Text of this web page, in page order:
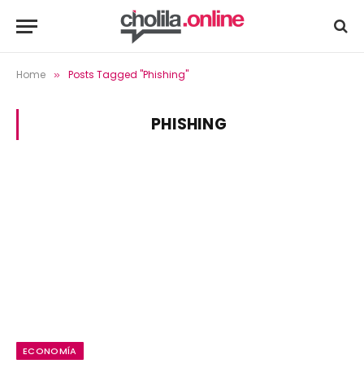
Home » Posts Tagged "Phishing"
PHISHING
ECONOMÍA